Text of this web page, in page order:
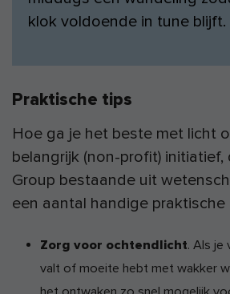
klok voldoende in tune blijft.
Praktische tips
Hoe ga je het beste met licht
belangrijk (non-profit)
Group bestaande uit
een aantal handige praktische
Zorg voor ochtendlicht. Als je
valt of moeite hebt met wakker